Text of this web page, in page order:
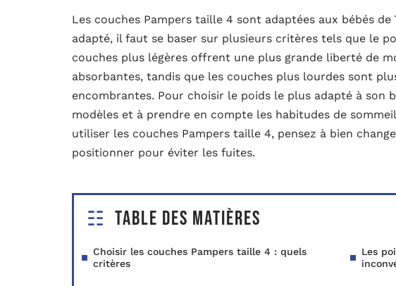
Les couches Pampers taille 4 sont adaptées aux bébés
adapté, il faut se baser sur plusieurs critères tels que le
couches plus légères offrent une plus grande liberté de
absorbantes, tandis que les couches plus lourdes sont
encombrantes. Pour choisir le poids le plus adapté à son
modèles et à prendre en compte les habitudes de
utiliser les couches Pampers taille 4, pensez à bien
positionner pour éviter les fuites.
Table des matières
Choisir les couches Pampers taille 4 : quels
critères
Les